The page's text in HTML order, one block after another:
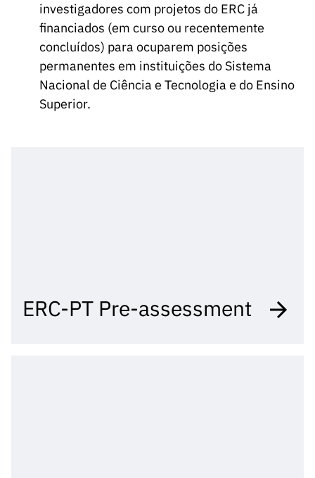
Apoios
PRR –
“Ciência +
Digital” e
“Ciência +
investigadores com projetos do ERC já
financiados (em curso ou recentemente
concluídos) para ocuparem posições
permanentes em instituições do Sistema
Nacional de Ciência e Tecnologia e do Ensino
Superior.
ERC-PT Pre-assessment